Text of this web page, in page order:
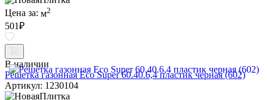
Цена за: м2
501₽
В наличии
Решетка газонная Eco Super 60.40.6,4 пластик черная (602)
Артикул: 1230104